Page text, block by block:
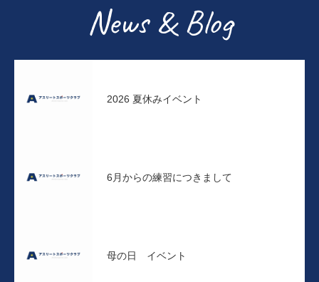
News & Blog
2026 夏休みイベント
6月からの練習につきまして
母の日 イベント